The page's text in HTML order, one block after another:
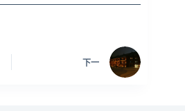
下一